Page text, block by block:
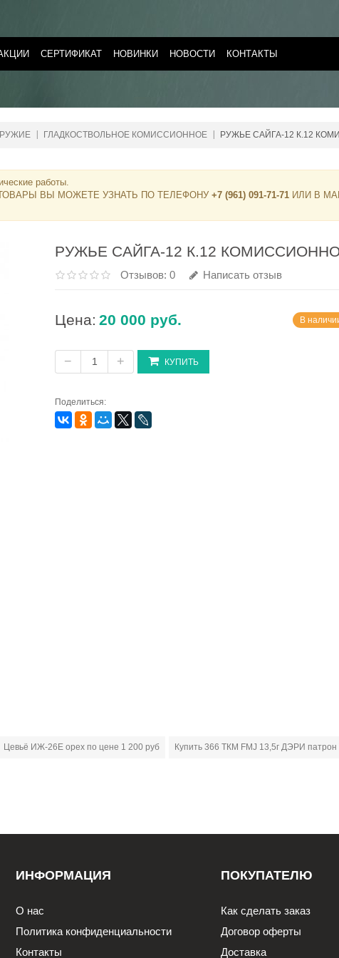
СЕРТИФИКАТ НОВИНКИ НОВОСТИ КОНТАКТЫ
ГЛАДКОСТВОЛЬНОЕ КОМИССИОННОЕ РУЖЬЕ САЙГА-12 К.12
работы.
ВЫ МОЖЕТЕ УЗНАТЬ ПО ТЕЛЕФОНУ +7 (961) 091-71-71 ИЛИ В
РУЖЬЕ САЙГА-12 К.12
Отзывов: 0 Написать отзыв
Цена: 20 000 руб. В
− + КУПИТЬ
Поделиться:
Цевьё ИЖ-26Е орех по цене 1 200 руб Купить 366 ТКМ FMJ 13,5г ДЭРИ патрон
ИНФОРМАЦИЯ
О нас
Политика конфиденциальности
Контакты
ПОКУПАТЕЛЮ
Как сделать заказ
Договор оферты
Доставка